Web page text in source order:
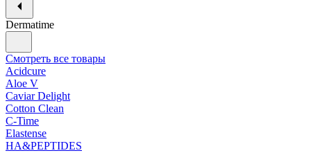
Dermatime
Смотреть все товары
Acidcure
Aloe V
Caviar Delight
Cotton Clean
C-Time
Elastense
HA&PEPTIDES